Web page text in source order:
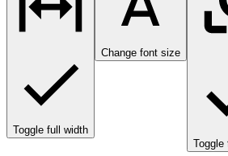
Toggle full width
Change font size
Toggle